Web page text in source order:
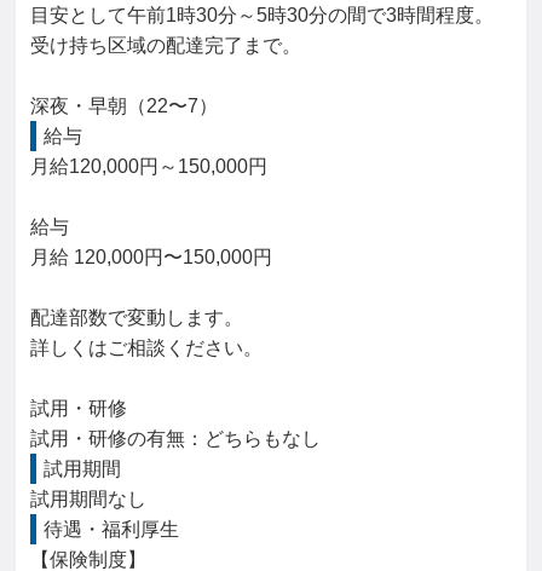
目安として午前1時30分～5時30分の間で3時間程度。
受け持ち区域の配達完了まで。
深夜・早朝（22〜7）
給与
月給120,000円～150,000円
給与
月給 120,000円〜150,000円
配達部数で変動します。
詳しくはご相談ください。
試用・研修
試用・研修の有無：どちらもなし
試用期間
試用期間なし
待遇・福利厚生
【保険制度】